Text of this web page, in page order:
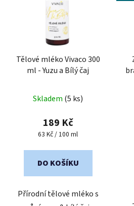
Tělové mléko Vivaco 300
ml - Yuzu a Bílý čaj
Skladem (5 ks)
189 Kč
Měrná
63 Kč / 100 ml
DO KOŠÍKU
Přírodní tělové mléko s